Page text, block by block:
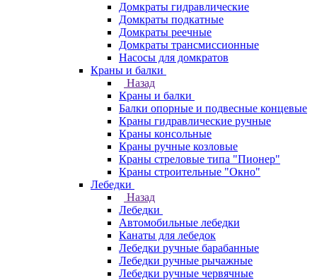
Домкраты гидравлические
Домкраты подкатные
Домкраты реечные
Домкраты трансмиссионные
Насосы для домкратов
Краны и балки
Назад
Краны и балки
Балки опорные и подвесные концевые
Краны гидравлические ручные
Краны консольные
Краны ручные козловые
Краны стреловые типа "Пионер"
Краны строительные "Окно"
Лебедки
Назад
Лебедки
Автомобильные лебедки
Канаты для лебедок
Лебедки ручные барабанные
Лебедки ручные рычажные
Лебедки ручные червячные